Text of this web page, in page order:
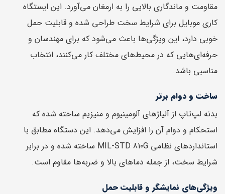
مقاومت و ماندگاری بالایی را به ارمغان می‌آورد. این ایستگاه
کاری موبایل برای شرایط سخت طراحی شده و قابلیت حمل
خوبی دارد، این ویژگی‌ها باعث می‌شود که برای مهندسان و
حرفه‌ای‌هایی که در محیط‌های مختلف کار می‌کنند، انتخاب
مناسبی باشد.
ساخت و دوام برتر
بدنه لپ‌تاپ از آلیاژهای آلومینیوم و منیزیم ساخته شده که
استحکام و دوام آن را افزایش می‌دهد. این دستگاه مطابق با
استانداردهای نظامی MIL-STD 810G ساخته شده و در برابر
شرایط سخت، از جمله دماهای بالا و ضربه‌ها مقاوم است.
ویژگی‌های نمایشگر و قابلیت حمل